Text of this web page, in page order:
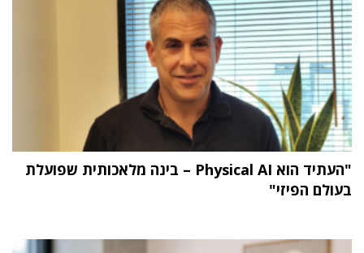
"העתיד הוא Physical AI – בינה מלאכותית שפועלת
בעולם הפיזי"